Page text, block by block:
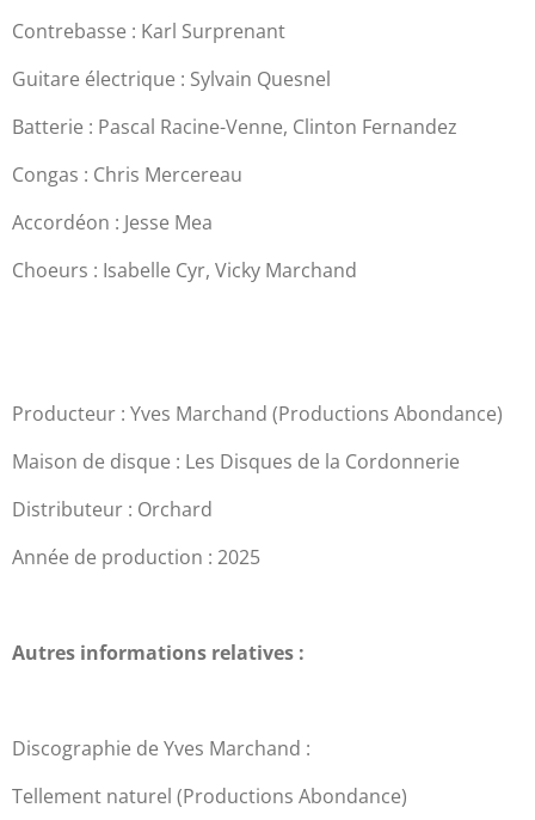
Contrebasse : Karl Surprenant
Guitare électrique : Sylvain Quesnel
Batterie : Pascal Racine-Venne, Clinton Fernandez
Congas : Chris Mercereau
Accordéon : Jesse Mea
Choeurs : Isabelle Cyr, Vicky Marchand
Producteur : Yves Marchand (Productions Abondance)
Maison de disque : Les Disques de la Cordonnerie
Distributeur : Orchard
Année de production : 2025
Autres informations relatives :
Discographie de Yves Marchand :
Tellement naturel (Productions Abondance)